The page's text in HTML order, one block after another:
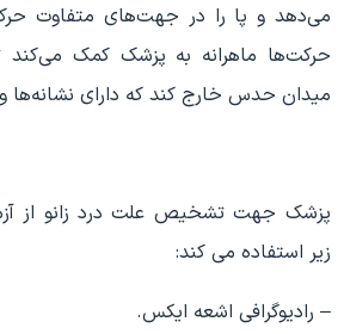
می‌دهد و پا را در جهت‌های متفاوت
حرکت‌ها ماهرانه به پزشک کمک می‌کند
میدان حدس خارج کند که دارای نشانه‌ها
پزشک جهت تشخیص علت درد زانو از
زیر استفاده می کند:
– رادیوگرافی اشعه ایکس.